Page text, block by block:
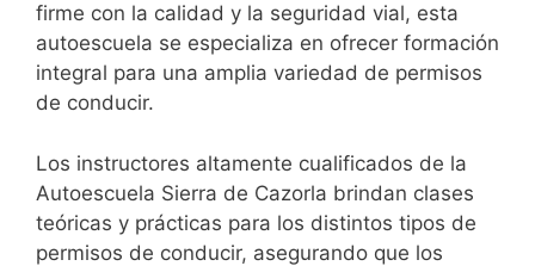
firme con la calidad y la seguridad vial, esta
autoescuela se especializa en ofrecer formación
integral para una amplia variedad de permisos
de conducir.
Los instructores altamente cualificados de la
Autoescuela Sierra de Cazorla brindan clases
teóricas y prácticas para los distintos tipos de
permisos de conducir, asegurando que los